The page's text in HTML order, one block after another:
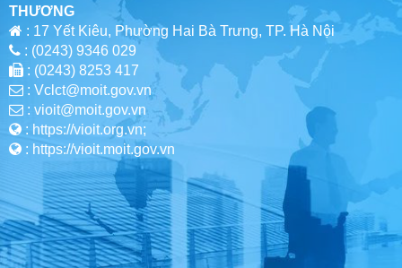
THƯƠNG
: 17 Yết Kiêu, Phường Hai Bà Trưng, TP. Hà Nội
: (0243) 9346 029
: (0243) 8253 417
: Vclct@moit.gov.vn
: vioit@moit.gov.vn
: https://vioit.org.vn;
: https://vioit.moit.gov.vn